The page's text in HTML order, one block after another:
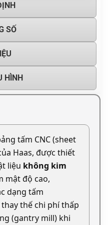
SỐ
HÌNH
tấm CNC (sheet
Haas, được thiết
liệu không kim
mật độ cao,
dạng tấm
thế chi phí thấp
(gantry mill) khi